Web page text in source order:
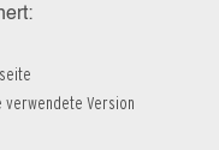
verwendete Version